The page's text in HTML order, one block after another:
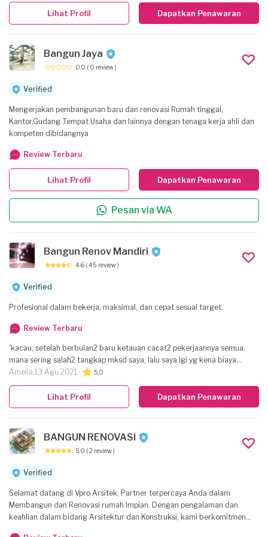
Dapatkan Penawaran
Lihat Profil
Bangun Jaya
0.0 ( 0 review )
Verified
Mengerjakan pembangunan baru dan renovasi Rumah tinggal,
Kantor,Gudang ,Tempat Usaha dan lainnya dengan tenaga kerja ahli dan
kompeten dibidangnya
Review Terbaru
Dapatkan Penawaran
Pesan via WA
Lihat Profil
Bangun Renov Mandiri
4.6 ( 45 review )
Verified
Profesional dalam bekerja, maksimal, dan cepat sesuai target.
Review Terbaru
'kacau, setelah berbulan2 baru ketauan cacat2 pekerjaannya semua.
mana sering salah2 tangkap mksd saya, lalu saya lgi yg kena biaya
boboknya. '
Amelia,13 Agu 2021 5,0
Dapatkan Penawaran
Lihat Profil
BANGUN RENOVASI
5.0 ( 2 review )
Verified
Selamat datang di Vpro Arsitek, Partner terpercaya Anda dalam
Membangun dan Renovasi rumah Impian. Dengan pengalaman dan
keahlian dalam bidang Arsitektur dan Konstruksi, kami berkomitmen